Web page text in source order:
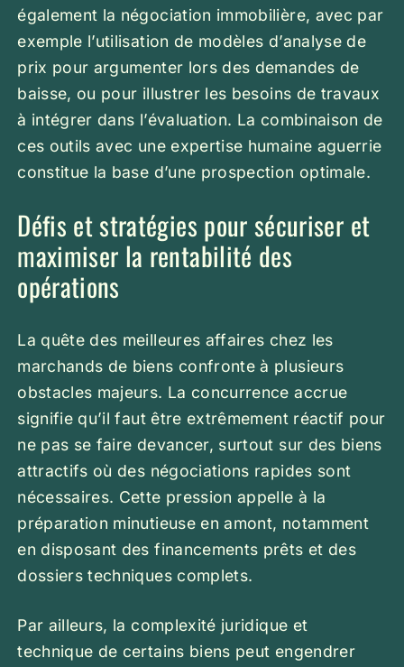
également la négociation immobilière, avec par
exemple l’utilisation de modèles d’analyse de
prix pour argumenter lors des demandes de
baisse, ou pour illustrer les besoins de travaux
à intégrer dans l’évaluation. La combinaison de
ces outils avec une expertise humaine aguerrie
constitue la base d’une prospection optimale.
Défis et stratégies pour sécuriser et
maximiser la rentabilité des
opérations
La quête des meilleures affaires chez les
marchands de biens confronte à plusieurs
obstacles majeurs. La concurrence accrue
signifie qu’il faut être extrêmement réactif pour
ne pas se faire devancer, surtout sur des biens
attractifs où des négociations rapides sont
nécessaires. Cette pression appelle à la
préparation minutieuse en amont, notamment
en disposant des financements prêts et des
dossiers techniques complets.
Par ailleurs, la complexité juridique et
technique de certains biens peut engendrer